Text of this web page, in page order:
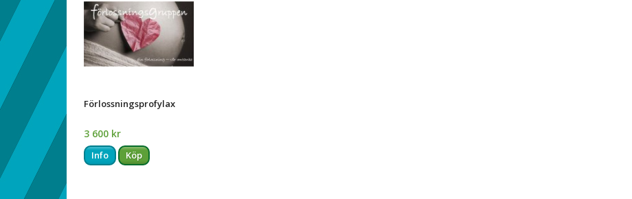
Förlossningsprofylax
3 600 kr
Info Köp